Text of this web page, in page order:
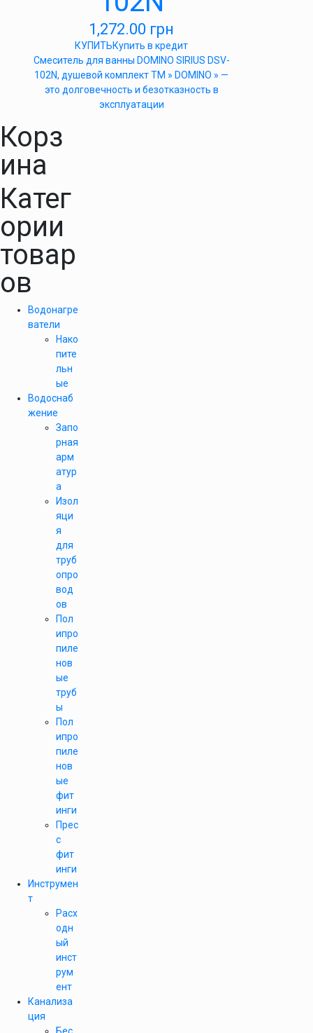
1,272.00 грн
КУПИТЬКупить в кредит
Cмеситель для ванны DOMINO SIRIUS DSV-
102N, душевой комплект ТМ » DOMINO » —
это долговечность и безотказность в
эксплуатации
Корз
ина
Катег
ории
товар
ов
Водонагре
ватели
Нако
пите
льн
ые
Водоснаб
жение
Запо
рная
арм
атур
а
Изол
яци
я
для
труб
опро
вод
ов
Пол
ипро
пиле
нов
ые
труб
ы
Пол
ипро
пиле
нов
ые
фит
инги
Прес
с
фит
инги
Инструмен
т
Расх
одн
ый
инст
рум
ент
Канализа
ция